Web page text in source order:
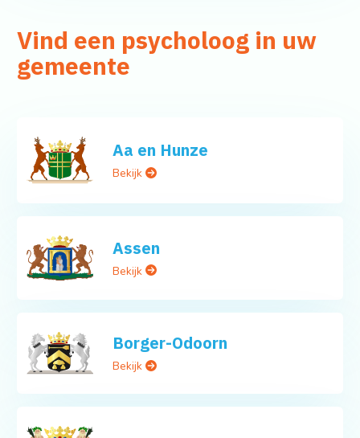
Vind een psycholoog in uw
gemeente
Aa en Hunze
Bekijk
Assen
Bekijk
Borger-Odoorn
Bekijk